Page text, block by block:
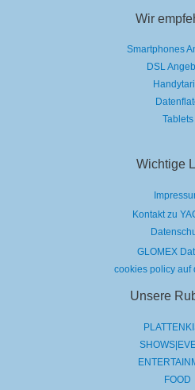
Wir
Smartphones
DSL
Tablets
Wichtige
Kontakt zu
GLOMEX
cookies policy auf
Unsere
FOOD